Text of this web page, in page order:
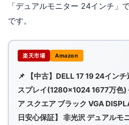
「デュアルモニター 24インチ」
です。
楽天市場 Amazon
📌 【中古】DELL 17 19 24イン
スプレイ(1280×1024 1677万色)
ア スクエア ブラック VGA
日安心保証】 非光沢 デュアルモ